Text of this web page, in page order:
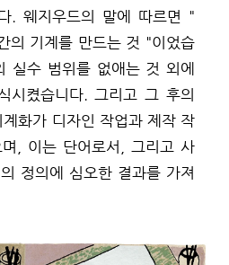
. 웨지우드의 말에 따르면 "
의 기계를 만드는 것 "이었습
실수 범위를 없애는 것 외에
시켰습니다. 그리고 그 후의
화가 디자인 작업과 제작 작
, 이는 단어로서, 그리고 사
정의에 심오한 결과를 가져